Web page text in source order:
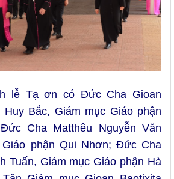
lễ Tạ ơn có Đức Cha Gioan
Huy Bắc, Giám mục Giáo phận
Cha Matthêu Nguyễn Văn
Giáo phận Qui Nhơn; Đức Cha
Tuấn, Giám mục Giáo phận Hà